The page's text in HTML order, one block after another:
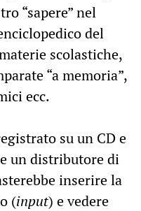
“sapere” nel
del
scolastiche,
“a memoria”,
ecc.
su un CD e
un distributore di
inserire la
(input) e vedere